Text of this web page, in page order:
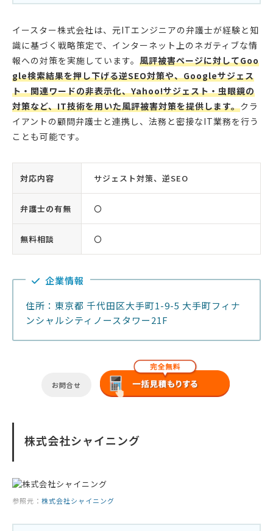
イースター株式会社は、元ITエンジニアの弁護士が経験と知
識に基づく戦略策定で、インターネット上のネガティブな情
報への対策を実施しています。 風評被害ページに対してGoo
gle検索結果を押し下げる逆SEO対策や、Googleサジェス
ト・関連ワードの非表示化、Yahoo!サジェスト・虫眼鏡の
対策など、IT技術を用いた風評被害対策を提供します。クラ
イアントの顧問弁護士と連携し、法務と密接なIT業務を行う
ことも可能です。
対応内容 サジェスト対策、逆SEO
弁護士の有無 〇
無料相談 〇
企業情報
住所：東京都 千代田区大手町1-9-5 大手町フィナ
ンシャルシティノースタワー21F
お問合せ
株式会社シャイニング
参照元： 株式会社シャイニング